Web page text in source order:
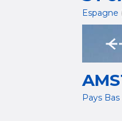
Espagne
Pays Bas